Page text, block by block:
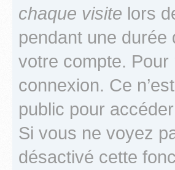
chaque visite lors
pendant une durée
votre compte.
connexion. Ce
public pour
Si vous ne voyez
désactivé cette